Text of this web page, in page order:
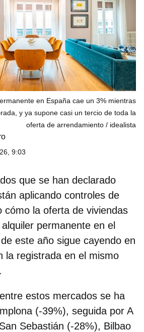
en España cae un 3% mientras
y ya supone casi un tercio de toda la
oferta de arrendamiento
idealista
9:03
que se han declarado
aplicando controles de
cómo la oferta de viviendas
permanente en el
este año sigue cayendo en
la registrada en el mismo
estos mercados se ha
(-39%), seguida por A
Sebastián (-28%), Bilbao